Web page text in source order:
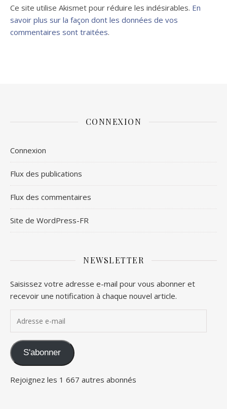
Ce site utilise Akismet pour réduire les indésirables. En
savoir plus sur la façon dont les données de vos
commentaires sont traitées.
CONNEXION
Connexion
Flux des publications
Flux des commentaires
Site de WordPress-FR
NEWSLETTER
Saisissez votre adresse e-mail pour vous abonner et
recevoir une notification à chaque nouvel article.
S'abonner
Rejoignez les 1 667 autres abonnés